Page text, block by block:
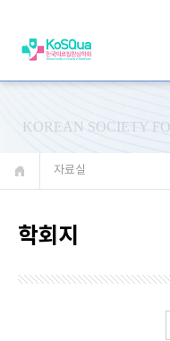
KOREAN SOCIETY
자료실
학회지